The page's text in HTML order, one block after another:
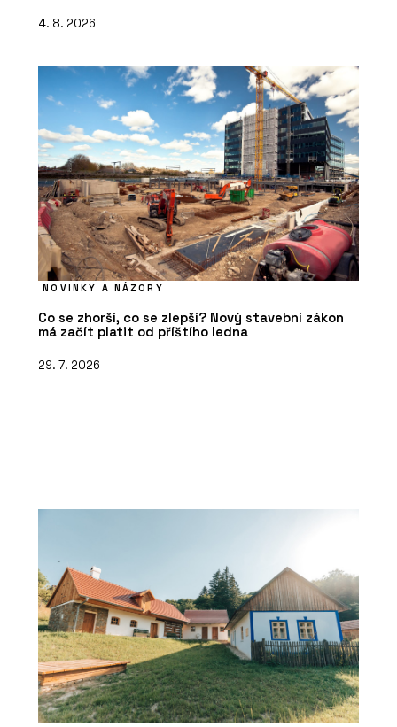
4. 8. 2026
NOVINKY A NÁZORY
Co se zhorší, co se zlepší? Nový stavební zákon
má začít platit od příštího ledna
29. 7. 2026